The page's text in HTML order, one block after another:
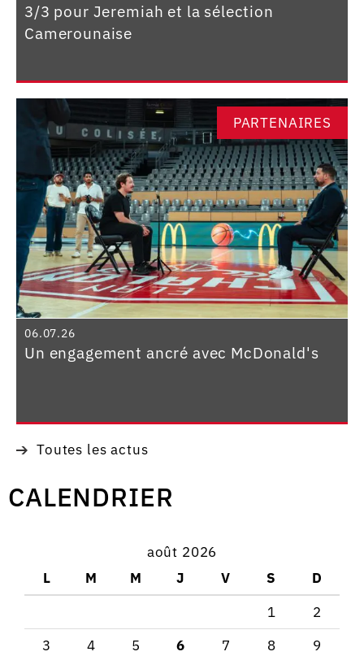
3/3 pour Jeremiah et la sélection
Camerounaise
PARTENAIRES
06.07.26
Un engagement ancré avec McDonald's
Toutes les actus
CALENDRIER
août 2026
L
M M J V S
D
1
2
3
4 5 6 7 8
9